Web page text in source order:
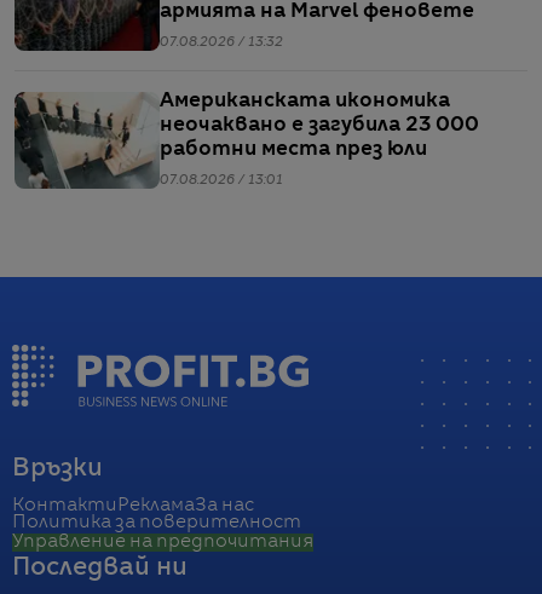
армията на Marvel феновете
07.08.2026 / 13:32
Американската икономика
неочаквано е загубила 23 000
работни места през юли
07.08.2026 / 13:01
Връзки
Контакти РекламаЗа нас
Политика за поверителност
Управление на предпочитания
Последвай ни